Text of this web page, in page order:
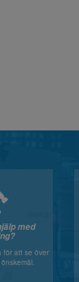
med
för att se över